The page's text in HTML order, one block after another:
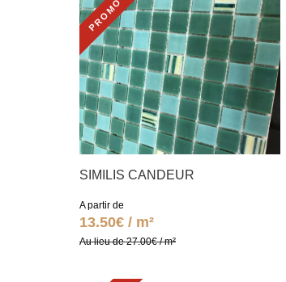
PROMO
SIMILIS CANDEUR
A partir de
13.50€ / m²
Au lieu de 27.00€ / m²